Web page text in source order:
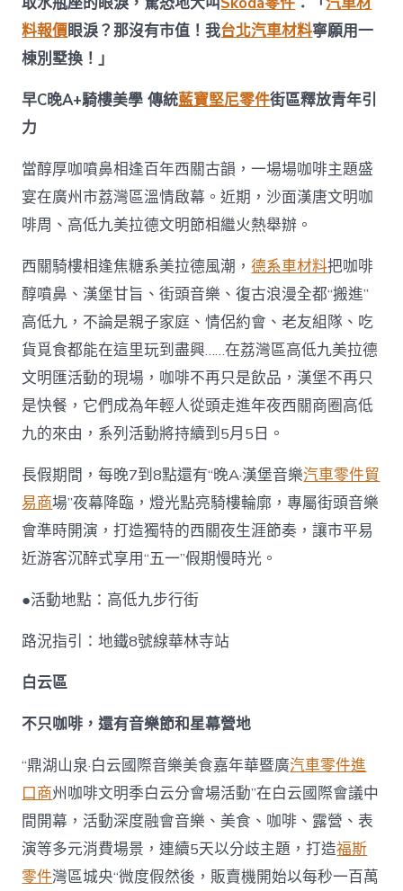
料報價眼淚？那沒有市值！我台北汽車材料寧願用一
棟別墅換！」
早C晚A+騎樓美學 傳統藍寶堅尼零件街區釋放青年引
力
當醇厚咖噴鼻相逢百年西關古韻，一場場咖啡主題盛
宴在廣州市荔灣區溫情啟幕。近期，沙面漢唐文明咖
啡周、高低九美拉德文明節相繼火熱舉辦。
西關騎樓相逢焦糖系美拉德風潮，德系車材料把咖啡
醇噴鼻、漢堡甘旨、街頭音樂、復古浪漫全都“搬進”
高低九，不論是親子家庭、情侶約會、老友組隊、吃
貨覓食都能在這里玩到盡興……在荔灣區高低九美拉德
文明匯活動的現場，咖啡不再只是飲品，漢堡不再只
是快餐，它們成為年輕人從頭走進年夜西關商圈高低
九的來由，系列活動將持續到5月5日。
長假期間，每晚7到8點還有“晚A·漢堡音樂汽車零件貿
易商場”夜幕降臨，燈光點亮騎樓輪廓，專屬街頭音樂
會準時開演，打造獨特的西關夜生涯節奏，讓市平易
近游客沉醉式享用“五一”假期慢時光。
●活動地點：高低九步行街
路況指引：地鐵8號線華林寺站
白云區
不只咖啡，還有音樂節和星幕營地
“鼎湖山泉·白云國際音樂美食嘉年華暨廣汽車零件進
口商州咖啡文明季白云分會場活動”在白云國際會議中
間開幕，活動深度融會音樂、美食、咖啡、露營、表
演等多元消費場景，連續5天以分歧主題，打造福斯
零件灣區城央“微度假然後，販賣機開始以每秒一百萬